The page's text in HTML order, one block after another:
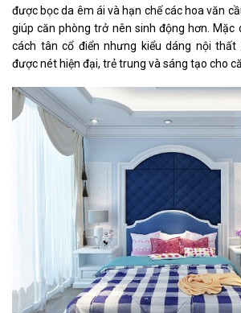
được bọc da êm ái và hạn chế các hoa văn
giúp căn phòng trở nên sinh động hơn. Mặc
cách tân cổ điển nhưng kiểu dáng nội thất
được nét hiện đại, trẻ trung và sáng tạo cho